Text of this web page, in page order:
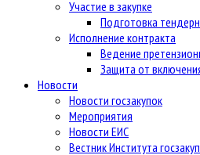
Участие в закупке
Подготовка
Исполнение контракта
Ведение
Защита от
Новости
Новости госзакупок
Мероприятия
Новости ЕИС
Вестник Института